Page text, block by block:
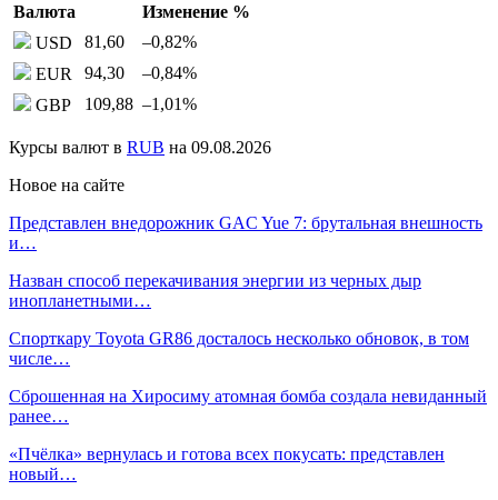
Валюта
Изменение %
USD
81,60 –0,82%
EUR
94,30 –0,84%
GBP
109,88 –1,01%
Курсы валют в RUB на 09.08.2026
Новое на сайте
Представлен внедорожник GAC Yue 7: брутальная внешность
и…
Назван способ перекачивания энергии из черных дыр
инопланетными…
Спорткару Toyota GR86 досталось несколько обновок, в том
числе…
Сброшенная на Хиросиму атомная бомба создала невиданный
ранее…
«Пчёлка» вернулась и готова всех покусать: представлен
новый…